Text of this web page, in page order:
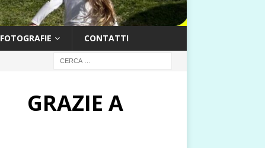
FOTOGRAFIE CONTATTI
GRAZIE A